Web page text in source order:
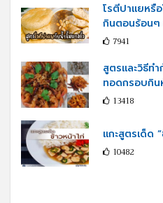
โรตีปาแยหรื
กินตอนร้อนๆ
7941
สูตรและวิธีท
ทอดกรอบกิน
13418
แกะสูตรเด็ด
10482